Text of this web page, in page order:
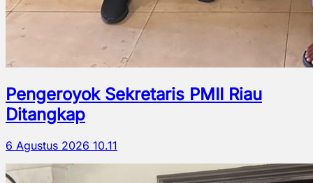
Pengeroyok Sekretaris PMII Riau
Ditangkap
6 Agustus 2026 10.11